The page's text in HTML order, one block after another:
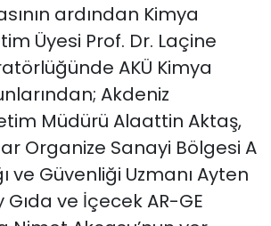
ardından Kimya
Üyesi Prof. Dr. Laçine
AKÜ Kimya
Akdeniz
Müdürü Alaattin Aktaş,
Organize Sanayi Bölgesi A
ve Güvenliği Uzmanı Ayten
Gıda ve İçecek AR-GE